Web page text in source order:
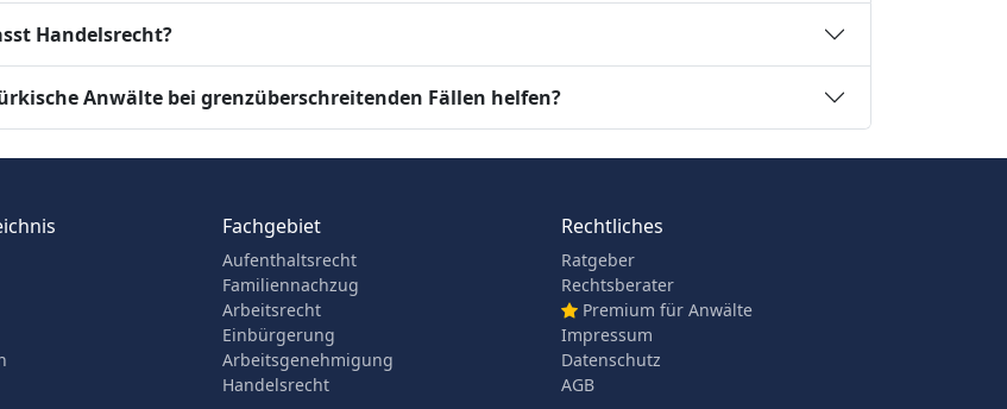
Handelsrecht?
Anwälte bei grenzüberschreitenden Fällen helfen?
Fachgebiet
Aufenthaltsrecht
Familiennachzug
Arbeitsrecht
Einbürgerung
Arbeitsgenehmigung
Handelsrecht
Rechtliches
Ratgeber
Rechtsberater
Premium für Anwälte
Impressum
Datenschutz
AGB